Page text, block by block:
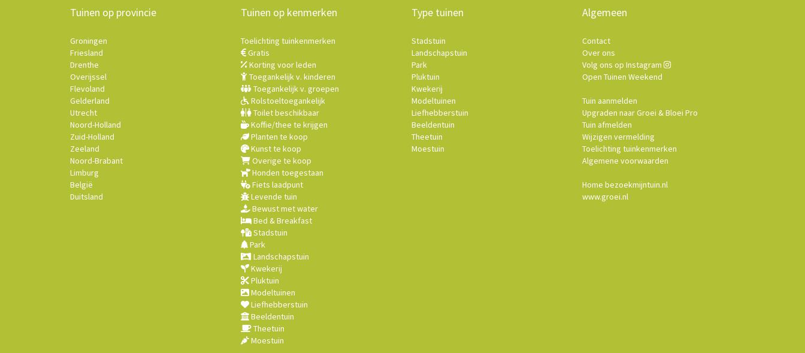
Tuinen op provincie
Groningen
Friesland
Drenthe
Overijssel
Flevoland
Gelderland
Utrecht
Noord-Holland
Zuid-Holland
Zeeland
Noord-Brabant
Limburg
België
Duitsland
Tuinen op kenmerken
Toelichting tuinkenmerken
Gratis
Korting voor leden
Toegankelijk v. kinderen
Toegankelijk v. groepen
Rolstoeltoegankelijk
Toilet beschikbaar
Koffie/thee te krijgen
Planten te koop
Kunst te koop
Overige te koop
Honden toegestaan
Fiets laadpunt
Levende tuin
Bewust met water
Bed & Breakfast
Stadstuin
Park
Landschapstuin
Kwekerij
Pluktuin
Modeltuinen
Liefhebberstuin
Beeldentuin
Theetuin
Moestuin
Type tuinen
Stadstuin
Landschapstuin
Park
Pluktuin
Kwekerij
Modeltuinen
Liefhebberstuin
Beeldentuin
Theetuin
Moestuin
Algemeen
Contact
Over ons
Volg ons op Instagram
Open Tuinen Weekend
Tuin aanmelden
Upgraden naar Groei & Bloei Pro
Tuin afmelden
Wijzigen vermelding
Toelichting tuinkenmerken
Algemene voorwaarden
Home bezoekmijntuin.nl
www.groei.nl